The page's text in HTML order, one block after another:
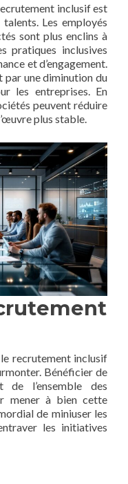
inclusif est
Les employés
sont plus enclins à
pratiques inclusives
et d’engagement.
par une diminution du
les entreprises. En
peuvent réduire
plus stable.
recrutement inclusif
Bénéficier de
de l’ensemble des
mener à bien cette
de miniuser les
les initiatives